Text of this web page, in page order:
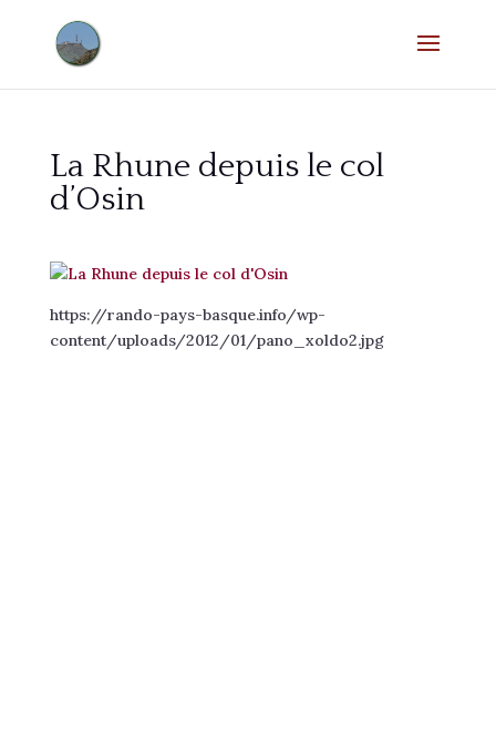
La Rhune depuis le col
d’Osin
https://rando-pays-basque.info/wp-
content/uploads/2012/01/pano_xoldo2.jpg